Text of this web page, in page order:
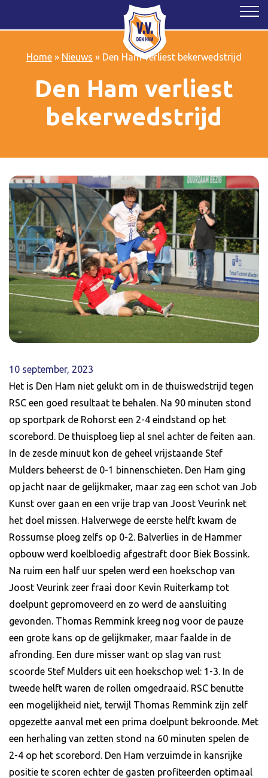
Home» Nieuws » Den Ham verliest bekerwedstrijd
Den Ham verliest
bekerwedstrijd
10 september, 2023
Het is Den Ham niet gelukt om in de thuiswedstrijd tegen
RSC een goed resultaat te behalen. Na 90 minuten stond
op sportpark de Rohorst een 2-4 eindstand op het
scorebord. De thuisploeg liep al snel achter de feiten aan.
In de zesde minuut kon de geheel vrijstaande Stef
Mulders beheerst de 0-1 binnenschieten. Den Ham ging
op jacht naar de gelijkmaker, maar zag een schot van Job
Kunst over gaan en een vrije trap van Joost Veurink net
het doel missen. Halverwege de eerste helft kwam de
Rossumse ploeg zelfs op 0-2. Balverlies in de Hammer
opbouw werd koelbloedig afgestraft door Biek Bossink.
Na ruim een half uur spelen werd een hoekschop van
Joost Veurink zeer fraai door Kevin Ruiterkamp tot
doelpunt gepromoveerd en zo werd de aansluiting
gevonden. Thomas Remmink kreeg nog voor de pauze
een grote kans op de gelijkmaker, maar faalde in de
afronding. Een dure misser want op slag van rust
scoorde Stef Mulders uit een hoekschop wel: 1-3. In de
tweede helft waren de rollen omgedraaid. RSC benutte
een mogelijkheid niet, terwijl Thomas Remmink zijn zelf
opgezette aanval met een prima doelpunt bekroonde. Met
een herhaling van zetten stond na 60 minuten spelen de
2-4 op het scorebord. Den Ham verzuimde in kansrijke
positie te scoren echter de gasten profiteerden optimaal